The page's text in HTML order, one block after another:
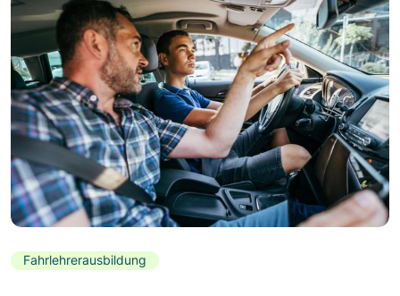
Fahrlehrerausbildung